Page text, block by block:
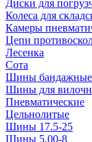
Диски для
Колеса для
Камеры
Цепи
Лесенка
Сота
Шины бандажные
Шины для
Пневматические
Цельнолитые
Шины 17.5-25
Шины 5.00-8